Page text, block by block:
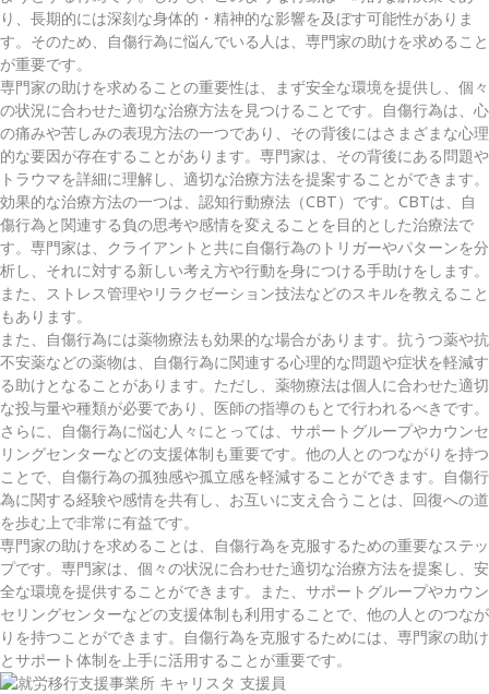
り、長期的には深刻な身体的・精神的な影響を及ぼす可能性がありま
す。そのため、自傷行為に悩んでいる人は、専門家の助けを求めること
が重要です。
専門家の助けを求めることの重要性は、まず安全な環境を提供し、個々
の状況に合わせた適切な治療方法を見つけることです。自傷行為は、心
の痛みや苦しみの表現方法の一つであり、その背後にはさまざまな心理
的な要因が存在することがあります。専門家は、その背後にある問題や
トラウマを詳細に理解し、適切な治療方法を提案することができます。
効果的な治療方法の一つは、認知行動療法（CBT）です。CBTは、自
傷行為と関連する負の思考や感情を変えることを目的とした治療法で
す。専門家は、クライアントと共に自傷行為のトリガーやパターンを分
析し、それに対する新しい考え方や行動を身につける手助けをします。
また、ストレス管理やリラクゼーション技法などのスキルを教えること
もあります。
また、自傷行為には薬物療法も効果的な場合があります。抗うつ薬や抗
不安薬などの薬物は、自傷行為に関連する心理的な問題や症状を軽減す
る助けとなることがあります。ただし、薬物療法は個人に合わせた適切
な投与量や種類が必要であり、医師の指導のもとで行われるべきです。
さらに、自傷行為に悩む人々にとっては、サポートグループやカウンセ
リングセンターなどの支援体制も重要です。他の人とのつながりを持つ
ことで、自傷行為の孤独感や孤立感を軽減することができます。自傷行
為に関する経験や感情を共有し、お互いに支え合うことは、回復への道
を歩む上で非常に有益です。
専門家の助けを求めることは、自傷行為を克服するための重要なステッ
プです。専門家は、個々の状況に合わせた適切な治療方法を提案し、安
全な環境を提供することができます。また、サポートグループやカウン
セリングセンターなどの支援体制も利用することで、他の人とのつなが
りを持つことができます。自傷行為を克服するためには、専門家の助け
とサポート体制を上手に活用することが重要です。